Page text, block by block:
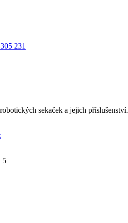
231
sekaček a jejich příslušenství.
5